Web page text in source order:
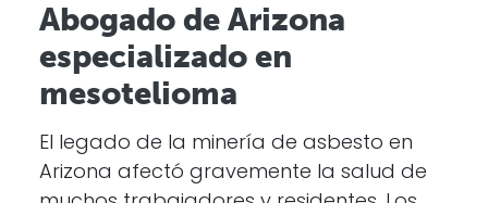
Abogado de Arizona
especializado en
mesotelioma
El legado de la minería de asbesto en
Arizona afectó gravemente la salud de